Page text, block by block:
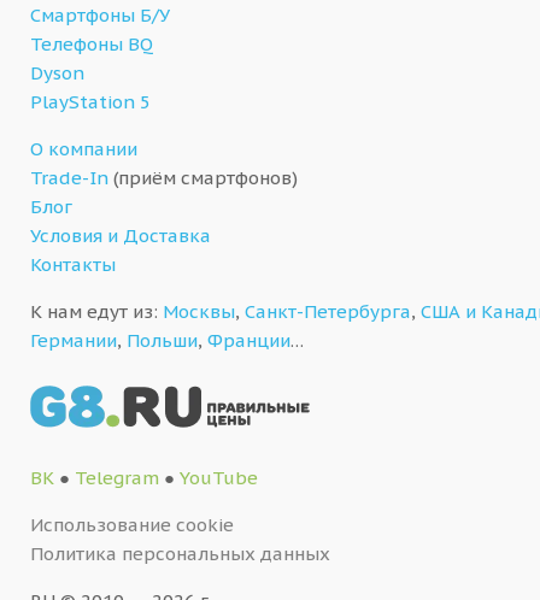
Смартфоны Б/У
Телефоны BQ
Dyson
PlayStation 5
О компании
Trade-In (приём смартфонов)
Блог
Условия и Доставка
Контакты
К нам едут из: Москвы, Санкт-Петербурга, США и
Германии, Польши, Франции…
ВК ● Telegram ● YouTube
Использование cookie
Политика персональных данных